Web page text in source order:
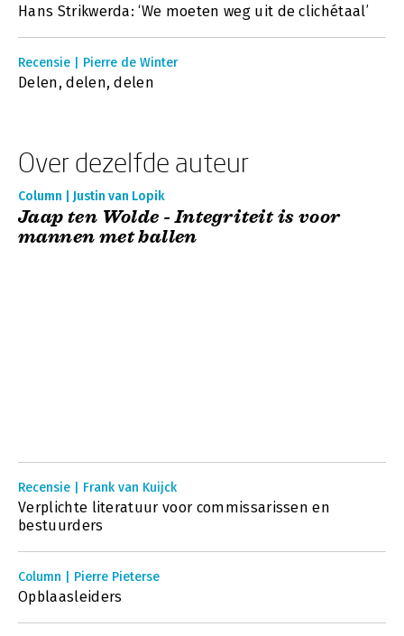
Hans Strikwerda: ‘We moeten weg uit de clichétaal’
Recensie | Pierre de Winter
Delen, delen, delen
Over dezelfde auteur
Column | Justin van Lopik
Jaap ten Wolde - Integriteit is voor
mannen met ballen
Recensie | Frank van Kuijck
Verplichte literatuur voor commissarissen en
bestuurders
Column | Pierre Pieterse
Opblaasleiders